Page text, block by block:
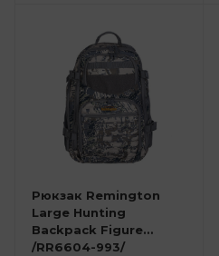
Рюкзак Remington
Large Hunting
Backpack Figure
/RR6604-993/